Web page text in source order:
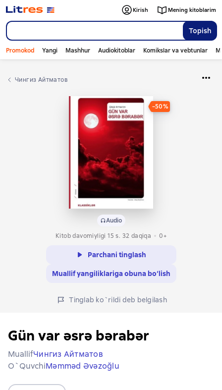
Topish
Kirish Mening kitoblarim
Promokod Yangi Mashhur Audiokitoblar Komikslar va vebtunlar
Чингиз Айтматов
−50%
Audio
Kitob davomiyligi 15 s. 32 daqiqa
0+
Parchani tinglash
Muallif yangiliklariga obuna bo‘lish
Tinglab ko`rildi deb belgilash
Gün var əsrə bərabər
MuallifЧингиз Айтматов
O`quvchiMəmməd Əvəzoğlu